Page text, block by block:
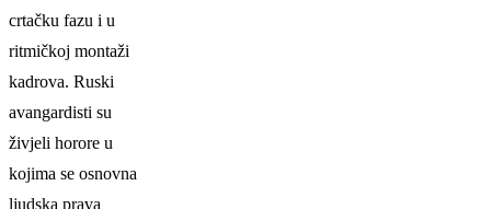
crtačku fazu i u
ritmičkoj montaži
kadrova. Ruski
avangardisti su
živjeli horore u
kojima se osnovna
ljudska prava